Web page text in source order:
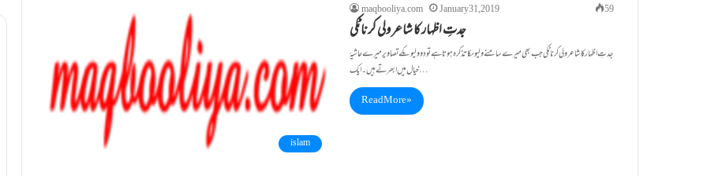
islam
maqbooliya.com January 31, 2019 59
جدتِ اظہار کا شاعر ولی کرناٹکی
جدتِ اظہارکاشاعر ولی کرناٹکی جب بھی میرے سامنے ولیوںکاتذکرہ ہوتاہے تو دو ولیوںکے تصاویرمیرے حاشیۂ
خیال میں ابھرتے ہیں۔ ایک…
Read More »